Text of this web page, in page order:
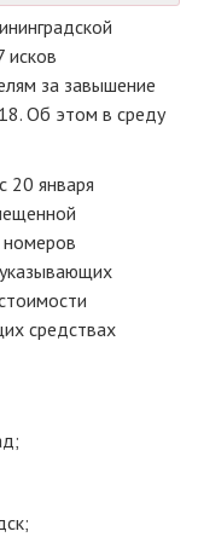
исков
за завышение
. Об этом в среду
20 января
средствах